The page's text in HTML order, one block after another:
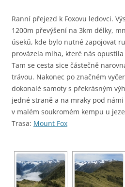
Ranní přejezd k Foxovu ledovci.
1200m převýšení na 3km délky,
úseků, kde bylo nutné zapojovat
provázela mlha, které nás
Tam se cesta sice částečně
trávou. Nakonec po značném
dokonalé samoty s překrásným
jedné straně a na mraky pod
v malém soukromém kempu u
Trasa: Mount Fox